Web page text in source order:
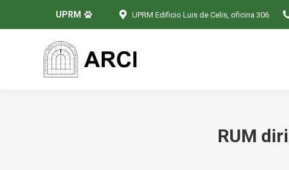
UPRM UPRM Edificio Luis de Celis, oficina 306
RUM